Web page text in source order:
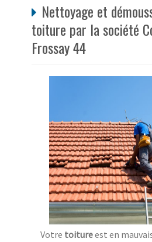
Nettoyage et
toiture par la société
Frossay 44
Votre toitureest en